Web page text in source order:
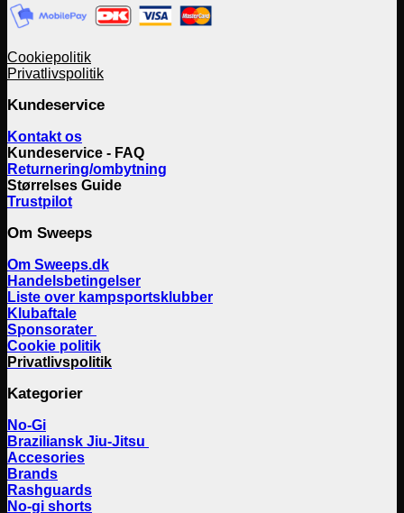
Cookiepolitik
Privatlivspolitik
Kundeservice
Kontakt os
Kundeservice - FAQ
Returnering/ombytning
Størrelses Guide
Trustpilot
Om Sweeps
Om Sweeps.dk
Handelsbetingelser
Liste over kampsportsklubber
Klubaftale
Sponsorater
Cookie politik
Privatlivspolitik
Kategorier
No-Gi
Braziliansk Jiu-Jitsu
Accesories
Brands
Rashguards
No-gi shorts